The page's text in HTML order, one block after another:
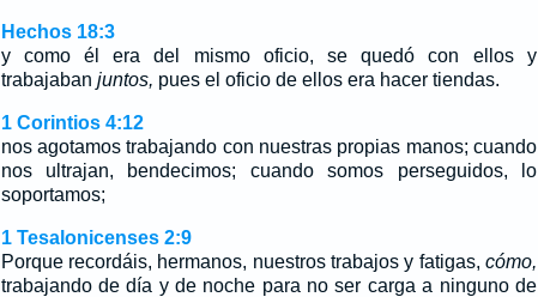
Hechos 18:3
y como él era del mismo oficio, se quedó con ellos y
trabajaban juntos, pues el oficio de ellos era hacer tiendas.
1 Corintios 4:12
nos agotamos trabajando con nuestras propias manos; cuando
nos ultrajan, bendecimos; cuando somos perseguidos, lo
soportamos;
1 Tesalonicenses 2:9
Porque recordáis, hermanos, nuestros trabajos y fatigas, cómo,
trabajando de día y de noche para no ser carga a ninguno de